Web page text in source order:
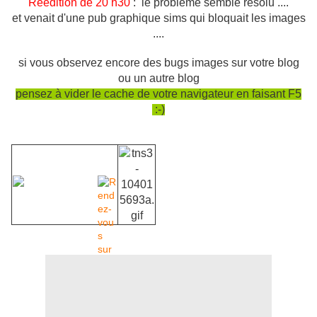
Réédition de 20 h30 : le problème semble résolu ....
et venait d'une pub graphique sims qui bloquait les images
....
si vous observez encore des bugs images sur votre blog
ou un autre blog
pensez à vider le cache de votre navigateur en faisant F5
:-)